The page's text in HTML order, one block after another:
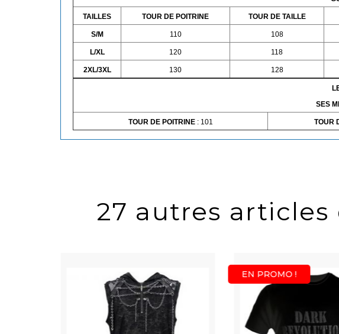
TAILLES TOUR DE POITRINE TOUR DE TAILLE
S/M 110 108
L/XL 120 118
2XL/3XL 130 128
SES
TOUR DE POITRINE: 101 TOUR
27 autres
EN PROMO !